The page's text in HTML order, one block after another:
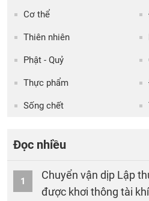
Cơ thể
Thiên nhiên
Phật - Quỷ
Thực phẩm
Sống chết
Đọc nhiều
1
Chuyển vận dịp Lập
được khơi thông tài